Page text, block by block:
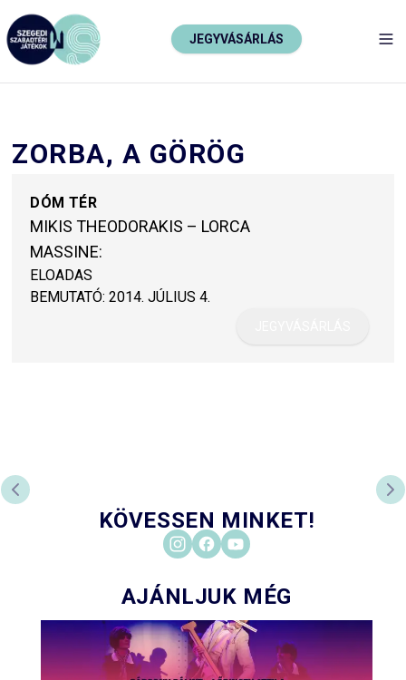
JEGYVÁSÁRLÁS
ZORBA, A GÖRÖG
DÓM TÉR
MIKIS THEODORAKIS – LORCA
MASSINE:
ELOADAS
BEMUTATÓ: 2014. JÚLIUS 4.
PREVIOUS SLIDE
KÖVESSEN MINKET!
AJÁNLJUK MÉG